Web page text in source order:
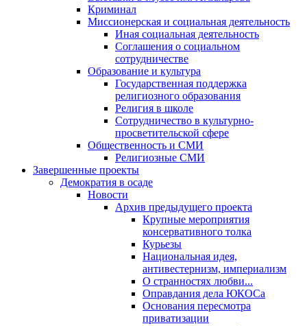
Криминал
Миссионерская и социальная деятельность
Иная социальная деятельность
Соглашения о социальном
сотрудничестве
Образование и культура
Государственная поддержка
религиозного образования
Религия в школе
Сотрудничество в культурно-
просветительской сфере
Общественность и СМИ
Религиозные СМИ
Завершенные проекты
Демократия в осаде
Новости
Архив предыдущего проекта
Крупные мероприятия
консервативного толка
Курьезы
Национальная идея,
антивестернизм, империализм
О странностях любви...
Оправдания дела ЮКОСа
Основания пересмотра
приватизации